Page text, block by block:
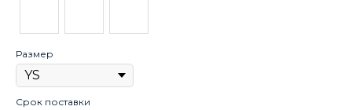
Размер
Срок поставки